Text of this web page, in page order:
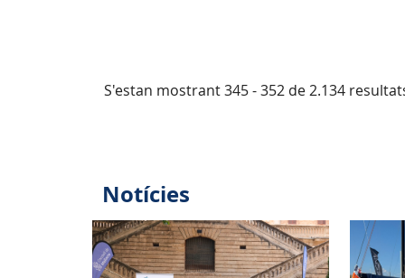
S'estan mostrant 345 - 352 de 2.134
Notícies